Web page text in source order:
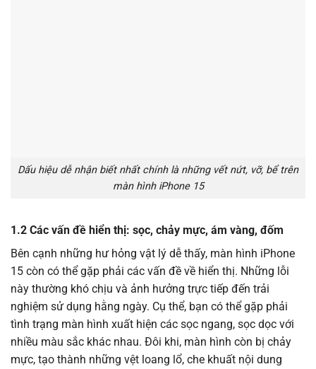
Dấu hiệu dễ nhận biết nhất chính là những vết nứt, vỡ, bể trên
màn hình iPhone 15
1.2 Các vấn đề hiển thị: sọc, chảy mực, ám vàng, đốm
Bên cạnh những hư hỏng vật lý dễ thấy, màn hình iPhone
15 còn có thể gặp phải các vấn đề về hiển thị. Những lỗi
này thường khó chịu và ảnh hưởng trực tiếp đến trải
nghiệm sử dụng hằng ngày. Cụ thể, bạn có thể gặp phải
tình trạng màn hình xuất hiện các sọc ngang, sọc dọc với
nhiều màu sắc khác nhau. Đôi khi, màn hình còn bị chảy
mực, tạo thành những vệt loang lổ, che khuất nội dung